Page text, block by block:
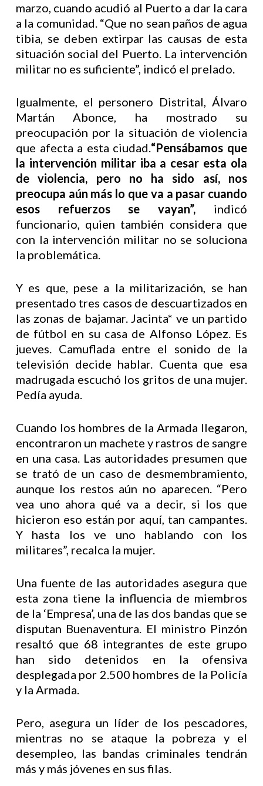
marzo, cuando acudió al Puerto a dar la cara
a la comunidad. “Que no sean paños de agua
tibia, se deben extirpar las causas de esta
situación social del Puerto. La intervención
militar no es suficiente”, indicó el prelado.
Igualmente, el personero Distrital, Álvaro
Martán Abonce, ha mostrado su
preocupación por la situación de violencia
que afecta a esta ciudad.“Pensábamos que
la intervención militar iba a cesar esta ola
de violencia, pero no ha sido así, nos
preocupa aún más lo que va a pasar cuando
esos refuerzos se vayan”, indicó
funcionario, quien también considera que
con la intervención militar no se soluciona
la problemática.
Y es que, pese a la militarización, se han
presentado tres casos de descuartizados en
las zonas de bajamar. Jacinta* ve un partido
de fútbol en su casa de Alfonso López. Es
jueves. Camuflada entre el sonido de la
televisión decide hablar. Cuenta que esa
madrugada escuchó los gritos de una mujer.
Pedía ayuda.
Cuando los hombres de la Armada llegaron,
encontraron un machete y rastros de sangre
en una casa. Las autoridades presumen que
se trató de un caso de desmembramiento,
aunque los restos aún no aparecen. “Pero
vea uno ahora qué va a decir, si los que
hicieron eso están por aquí, tan campantes.
Y hasta los ve uno hablando con los
militares”, recalca la mujer.
Una fuente de las autoridades asegura que
esta zona tiene la influencia de miembros
de la ‘Empresa’, una de las dos bandas que se
disputan Buenaventura. El ministro Pinzón
resaltó que 68 integrantes de este grupo
han sido detenidos en la ofensiva
desplegada por 2.500 hombres de la Policía
y la Armada.
Pero, asegura un líder de los pescadores,
mientras no se ataque la pobreza y el
desempleo, las bandas criminales tendrán
más y más jóvenes en sus filas.